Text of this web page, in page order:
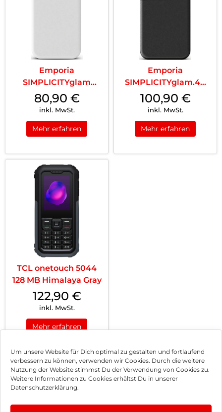
Um unsere Website für Dich optimal zu gestalten und fortlaufend
verbessern zu können, verwenden wir Cookies. Durch die weitere
Nutzung der Website stimmst Du der Verwendung von Cookies zu.
Weitere Informationen zu Cookies erhältst Du in unserer
Datenschutzerklärung.
Emporia
SIMPLICITYglam
Weiss
80,90 €
inkl. MwSt.
Mehr erfahren
Emporia
SIMPLICITYglam.4G
Schwarz
100,90 €
inkl. MwSt.
Mehr erfahren
TCL onetouch 5044
128 MB Himalaya Gray
122,90 €
inkl. MwSt.
Mehr erfahren
Impressum